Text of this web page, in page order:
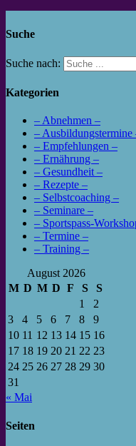
Suche
Suche nach:
Kategorien
– Abnehmen –
– Ausbildungstermine
– Empfehlungen –
– Ernährung –
– Gesundheit –
– Rezepte –
– Selbstcoaching –
– Seminare –
– Sportspass-
– Termine –
– Training –
August 2026
M D M D F S
S
1
2
3
4 5 6 7 8
9
10 11 12 13 14 15 16
17 18 19 20 21 22 23
24 25 26 27 28 29 30
31
« Mai
Seiten